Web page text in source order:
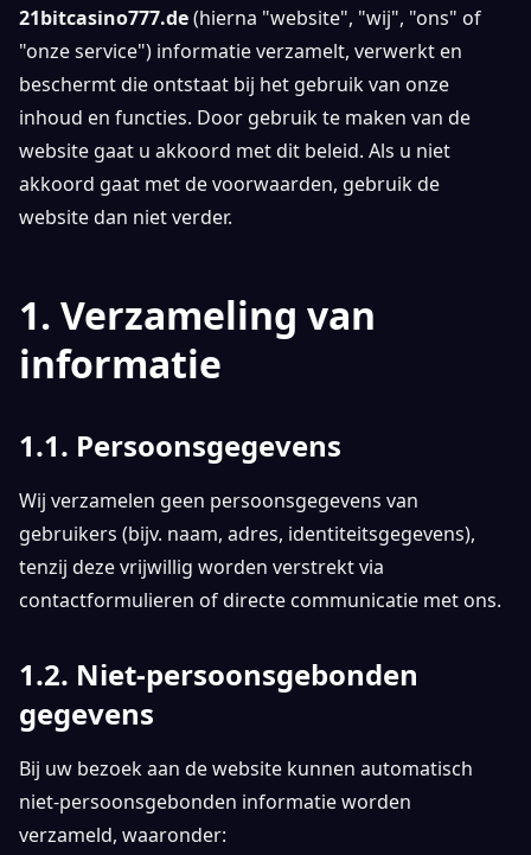
21bitcasino777.de(hierna "website", "wij", "ons" of
"onze service") informatie verzamelt, verwerkt en
beschermt die ontstaat bij het gebruik van onze
inhoud en functies. Door gebruik te maken van de
website gaat u akkoord met dit beleid. Als u niet
akkoord gaat met de voorwaarden, gebruik de
website dan niet verder.
1. Verzameling van
informatie
1.1. Persoonsgegevens
Wij verzamelen geen persoonsgegevens van
gebruikers (bijv. naam, adres, identiteitsgegevens),
tenzij deze vrijwillig worden verstrekt via
contactformulieren of directe communicatie met ons.
1.2. Niet-persoonsgebonden
gegevens
Bij uw bezoek aan de website kunnen automatisch
niet-persoonsgebonden informatie worden
verzameld, waaronder: